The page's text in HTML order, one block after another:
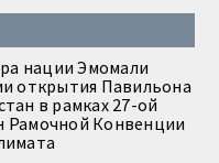
нации Эмомали
открытия Павильона
в рамках 27-ой
Рамочной Конвенции